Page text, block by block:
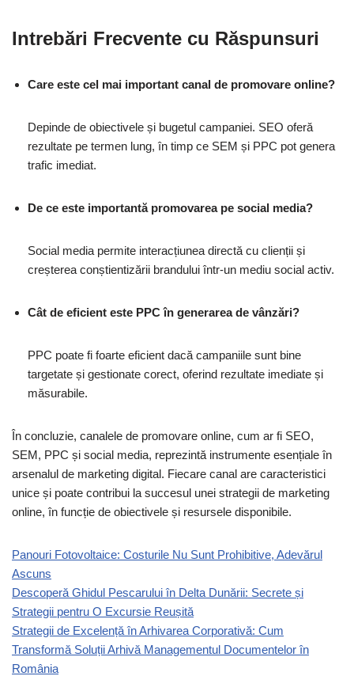
Intrebări Frecvente cu Răspunsuri
Care este cel mai important canal de promovare online?
Depinde de obiectivele și bugetul campaniei. SEO oferă
rezultate pe termen lung, în timp ce SEM și PPC pot genera
trafic imediat.
De ce este importantă promovarea pe social media?
Social media permite interacțiunea directă cu clienții și
creșterea conștientizării brandului într-un mediu social activ.
Cât de eficient este PPC în generarea de vânzări?
PPC poate fi foarte eficient dacă campaniile sunt bine
targetate și gestionate corect, oferind rezultate imediate și
măsurabile.
În concluzie, canalele de promovare online, cum ar fi SEO,
SEM, PPC și social media, reprezintă instrumente esențiale în
arsenalul de marketing digital. Fiecare canal are caracteristici
unice și poate contribui la succesul unei strategii de marketing
online, în funcție de obiectivele și resursele disponibile.
Panouri Fotovoltaice: Costurile Nu Sunt Prohibitive, Adevărul
Ascuns
Descoperă Ghidul Pescarului în Delta Dunării: Secrete și
Strategii pentru O Excursie Reușită
Strategii de Excelență în Arhivarea Corporativă: Cum
Transformă Soluții Arhivă Managementul Documentelor în
România